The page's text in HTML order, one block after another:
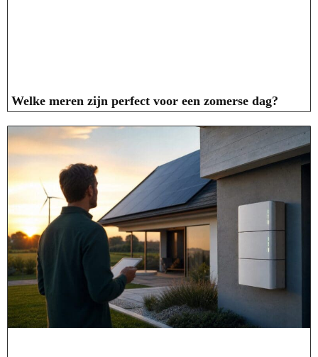
Welke meren zijn perfect voor een zomerse dag?